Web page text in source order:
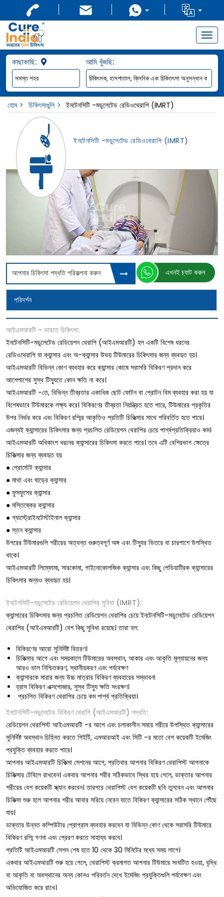
কাছাকাছি: আমি খুঁজছি:
হোম চিকিৎসাগুুলি ইনটেনসিটি -মডুলেটেড রেডিওথেরাপি (IMRT)
ইনটেনসিটি -মডুলেটেড রেডিওথেরাপি (IMRT)
আপনার চিকিৎসা পদ্ধতি পরিকল্পনা করুন এখনই চ্যাট করুন
পরিদর্শন
আইএমআরটি - ভারতে চিকিৎসা:
ইনটেনসিটি-মডুলেটেড রেডিয়েশন থেরাপি (আইএমআরটি) হল একটি বিশেষ ধরনের
রেডিওথেরাপি যা ক্যান্সার এবং অ-ক্যান্সার উভয় টিউমারের চিকিৎসার জন্য ব্যবহৃত হয়।
আইএমআরটি বিভিন্ন কোণ ব্যবহার করে ক্যান্সার কোষে সরাসরি বিকিরণ প্রদান করে
আশেপাশের সুস্থ টিস্যুতে কোন ক্ষতি না করে।
আইএমআরটি -তে, বিভিন্ন তীব্রতার একাধিক ছোট ফোটন বা প্রোটন বিম ব্যবহার করা হয় যা
বিশেষভাবে টিউমারকে লক্ষ্য করে। বিকিরণের তীব্রতা নিয়ন্ত্রিত হতে পারে, টিউমারের প্রকৃতির
উপর নির্ভর করে এবং বিকিরণ রশ্মির আকৃতিও প্রতিটি চিকিত্সার সাথে পরিবর্তিত হতে পারে।
এজন্যই ক্যান্সারের চিকিৎসার জন্য প্রচলিত রেডিয়েশন থেরাপির চেয়ে পার্শ্বপ্রতিক্রিয়াও কম।
আইএমআরটি অধিকাংশ ধরনের ক্যান্সারের চিকিৎসা করতে পারে। তবে এটি বেশিরভাগ ক্ষেত্রে
চিকিত্সার জন্য ব্যবহৃত হয়
● প্রোস্টেট ক্যান্সার
● মাথা এবং ঘাড়ের ক্যান্সার
● ফুসফুসের ক্যান্সার
● মস্তিষ্কের ক্যান্সার
● গ্যাস্ট্রোইনটেস্টাইনাল ক্যান্সার
● স্তন ক্যান্সার
উপরের টিউমারগুলি শরীরের অত্যন্ত গুরুত্বপূর্ণ অঙ্গ এবং টিস্যুর ভিতরে বা চারপাশে উপস্থিত
থাকে।
আইএমআরটি লিম্ফোমা, সারকোমা, গাইনোকোলজিক ক্যান্সার এবং কিছু পেডিয়াট্রিক ক্যান্সারের
চিকিৎসার জন্যও ব্যবহৃত হয়।
ইনটেনসিটি-মডুলেটেড রেডিয়েশন থেরাপির সুবিধা (IMRT):
ক্যান্সারের চিকিৎসার জন্য প্রচলিত রেডিয়েশন থেরাপির চেয়ে ইনটেনসিটি-মডুলেটেড রেডিয়েশন
থেরাপির (আইএমআরটি) বেশ কিছু সুবিধা রয়েছে। তারা হল:
বিকিরণের আরো সুনির্দিষ্ট বিতরণ।
চিকিত্সার আগে এবং সময়কালে টিউমারের অবস্থান, আকার এবং আকৃতি মূল্যায়নের জন্য
আরও ভাল নিশ্চিতকরণ, স্থানীয়করণ এবং পর্যবেক্ষণ
ক্যান্সারকে মারার জন্য উচ্চ মাত্রার বিকিরণ ব্যবহারের সম্ভাবনা
হ্রাস বিকিরণ এক্সপোজার, সুস্থ টিস্যু ক্ষতি সংরক্ষণ।
প্রচলিত বিকিরণ থেরাপির চেয়ে কম পার্শ্ব প্রতিক্রিয়া।
ইনটেনসিটি-মডুলেটেড বিকিরণ থেরাপি (আইএমআরটি) পদ্ধতি:
রেডিয়েশন থেরাপিস্ট আইএমআরটি -র আগে এবং চলাকালীন সময়ে শরীরে উপস্থিত ক্যান্সারের
সুনির্দিষ্ট অবস্থান চিহ্নিত করতে পিইটি, এমআরআই এবং সিটি -র মতো বেশ কয়েকটি ইমেজিং
প্রযুক্তি ব্যবহার করতে পারে।
আপনার আইএমআরটি চিকিত্সা সেশনের আগে, প্রতিবার আপনার বিকিরণ থেরাপিস্ট আপনাকে
চিকিত্সার টেবিলে রাখবেন। একবার আপনার শরীর সঠিকভাবে স্থির হয়ে গেলে, ডাক্তার আপনার
শরীরের বেশ কয়েকটি স্ক্যান করবেন। তারপরে থেরাপিস্ট বেশ কয়েকটি ছবি তুলবেন এবং আপনার
চিকিত্সা শুরু হলে আপনার শরীর আবার সরিয়ে নেবেন যাতে বিকিরণ ক্যান্সারের সঠিক স্থানে পৌঁছে
যায়।
ডাক্তার উন্নত কম্পিউটার প্রোগ্রাম ব্যবহার করবেন যা বিভিন্ন কোণ থেকে সরাসরি টিউমারে
বিকিরণ রশ্মি গণনা এবং প্রেরণ করতে সাহায্য করবে।
প্রতিটি আইএমআরটি সেশন শেষ হতে 10 থেকে 30 মিনিটের মধ্যে সময় লাগে।
একবার আইএমআরটি শুরু হয়ে গেলে, থেরাপিস্ট ক্রমাগত আপনার টিউমারে সংঘটিত হওয়া, বৃদ্ধি
বা আকৃতি বা অবস্থানের অন্য কোনও পরিবর্তন দেখে ইমেজিং প্রযুক্তিগুলি পর্যবেক্ষণ এবং
অভিযোজিত করে রাখে।